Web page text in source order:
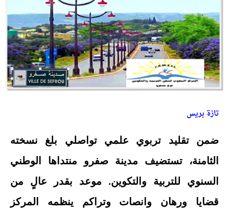
تازة بريس
ضمن تقليد تربوي علمي تواصلي بلغ نسخته
الثامنة، تستضيف مدينة صفرو منتداها الوطني
السنوي للتربية والتكوين. موعد بقدر عالٍ من
قضايا ورهان وانصات وتراكم ينظمه المركز